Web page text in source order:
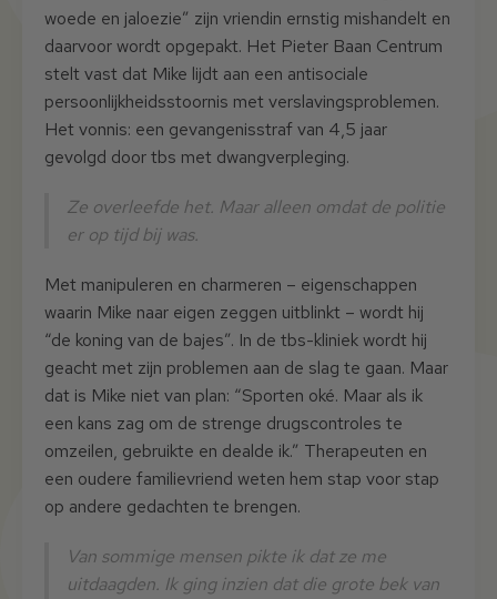
woede en jaloezie” zijn vriendin ernstig mishandelt en
daarvoor wordt opgepakt. Het Pieter Baan Centrum
stelt vast dat Mike lijdt aan een antisociale
persoonlijkheidsstoornis met verslavingsproblemen.
Het vonnis: een gevangenisstraf van 4,5 jaar
gevolgd door tbs met dwangverpleging.
Ze overleefde het. Maar alleen omdat de politie
er op tijd bij was.
Met manipuleren en charmeren – eigenschappen
waarin Mike naar eigen zeggen uitblinkt – wordt hij
“de koning van de bajes”. In de tbs-kliniek wordt hij
geacht met zijn problemen aan de slag te gaan. Maar
dat is Mike niet van plan: “Sporten oké. Maar als ik
een kans zag om de strenge drugscontroles te
omzeilen, gebruikte en dealde ik.” Therapeuten en
een oudere familievriend weten hem stap voor stap
op andere gedachten te brengen.
Van sommige mensen pikte ik dat ze me
uitdaagden. Ik ging inzien dat die grote bek van